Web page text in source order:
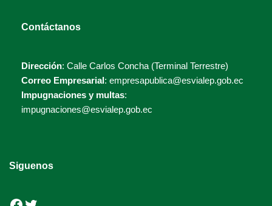
Contáctanos
Dirección: Calle Carlos Concha (Terminal Terrestre)
Correo Empresarial: empresapublica@esvialep.gob.ec
Impugnaciones y multas:
impugnaciones@esvialep.gob.ec
Siguenos